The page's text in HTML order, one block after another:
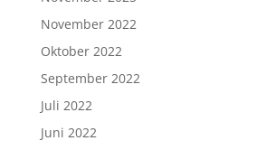
November 2022
Oktober 2022
September 2022
Juli 2022
Juni 2022